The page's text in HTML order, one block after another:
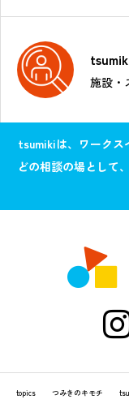
施設・
tsumikiは、ワークス
どの相談の場として
topics つみきのキモチ